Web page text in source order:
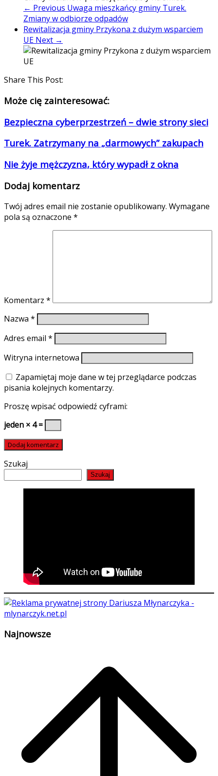
← Previous Uwaga mieszkańcy gminy Turek.
Zmiany w odbiorze odpadów
Rewitalizacja gminy Przykona z dużym wsparciem
UE Next →
Share This Post:
Może cię zainteresować:
Bezpieczna cyberprzestrzeń – dwie strony sieci
Turek. Zatrzymany na „darmowych” zakupach
Nie żyje mężczyzna, który wypadł z okna
Dodaj komentarz
Twój adres email nie zostanie opublikowany. Wymagane
pola są oznaczone *
Komentarz *
Nazwa *
Adres email *
Witryna internetowa
Zapamiętaj moje dane w tej przeglądarce podczas
pisania kolejnych komentarzy.
Proszę wpisać odpowiedź cyframi:
jeden × 4 =
Szukaj
Szukaj
Najnowsze